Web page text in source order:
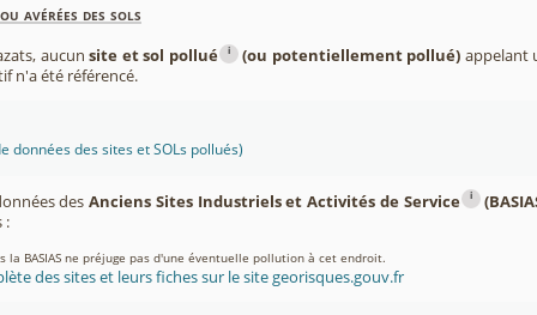
avérées des sols
aucunsite et sol pollué i (ou potentiellement pollué) appelant
n'a été référencé.
données des sites et SOLs pollués)
desAnciens Sites Industriels et Activités de Service i
:
BASIAS ne préjuge pas d'une éventuelle pollution à cet endroit.
des sites et leurs fiches sur le site georisques.gouv.fr